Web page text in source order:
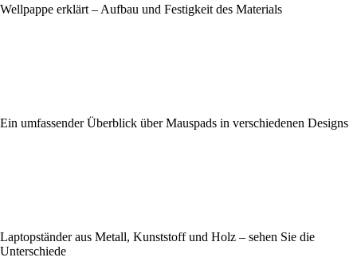
Wellpappe erklärt – Aufbau und Festigkeit des Materials
Ein umfassender Überblick über Mauspads in verschiedenen Designs
Laptopständer aus Metall, Kunststoff und Holz – sehen Sie die
Unterschiede